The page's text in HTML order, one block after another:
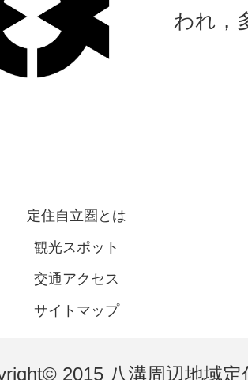
われ，
定住自立圏とは
観光スポット
交通アクセス
サイトマップ
2015 八溝周辺地域